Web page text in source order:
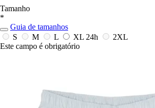
Tamanho
*
Guia de tamanhos
S
M L XL 24h
2XL
Este campo é obrigatório